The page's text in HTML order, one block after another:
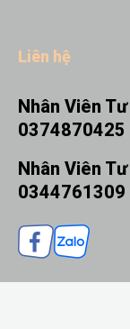
Liên hệ
Nhân Viên
0374870425
Nhân Viên
0344761309